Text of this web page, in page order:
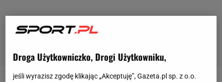
Droga Użytkowniczko, Drogi Użytkowniku,
jeśli wyrazisz zgodę klikając „Akceptuję”, Gazeta.pl sp. z o.o.